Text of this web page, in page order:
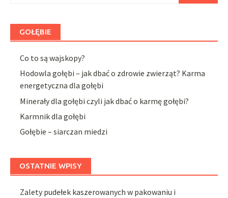
GOŁĘBIE
Co to są wajskopy?
Hodowla gołębi – jak dbać o zdrowie zwierząt? Karma
energetyczna dla gołębi
Minerały dla gołębi czyli jak dbać o karmę gołębi?
Karmnik dla gołębi
Gołębie – siarczan miedzi
OSTATNIE WPISY
Zalety pudełek kaszerowanych w pakowaniu i